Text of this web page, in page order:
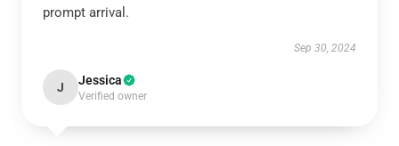
prompt arrival.
Sep 30, 2024
J Jessica
Verified owner